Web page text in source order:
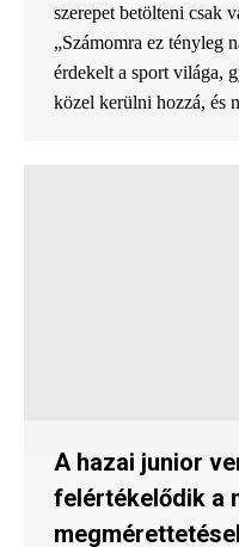
szerepet betölteni csak
„Számomra ez tényleg
érdekelt a sport világa,
közel kerülni hozzá, és
A hazai junior
felértékelődik a